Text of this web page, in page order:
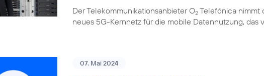
Der Telekommunikationsanbieter O2 Telefónica nimmt
neues 5G-Kernnetz für die mobile Datennutzung, das
07. Mai 2024